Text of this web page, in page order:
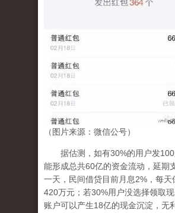
（图片来源：微信公号）
据估测，如有30%的用户发100
能形成总共60亿的资金流动，延期
一天，民间借贷目前月息2%，每天
420万元；若30%用户没选择领取
账户可以产生18亿的现金沉淀，无